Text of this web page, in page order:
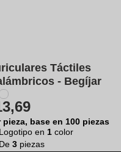
Táctiles
- Begíjar
pieza, base en 100 piezas
Logotipo en 1 color
De 3 piezas